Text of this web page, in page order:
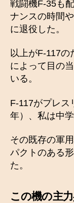
戦闘機F-35も
ナンスの時間
に退役した。
以上がF-117の
によって目の
いる。
F-117がプレス
年）、私は中
その既存の軍
パクトのある
た。
この機の主